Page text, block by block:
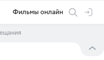
Фильмы онлайн